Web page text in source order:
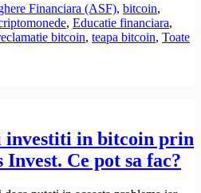
Financiara (ASF), bitcoin,
, Educatie financiara,
bitcoin, teapa bitcoin, Toate
investiti in bitcoin prin
Ce pot sa fac?